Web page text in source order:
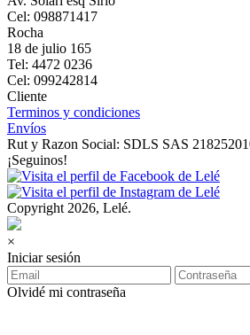
Cel: 098871417
Rocha
18 de julio 165
Tel: 4472 0236
Cel: 099242814
Cliente
Terminos y condiciones
Envíos
Rut y Razon Social: SDLS SAS
¡Seguinos!
Copyright 2026, Lelé.
×
Iniciar sesión
Olvidé mi contraseña